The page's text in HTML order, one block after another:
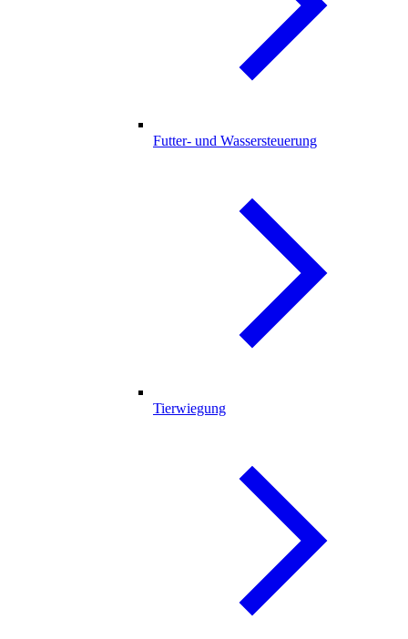
Futter- und Wassersteuerung
Tierwiegung